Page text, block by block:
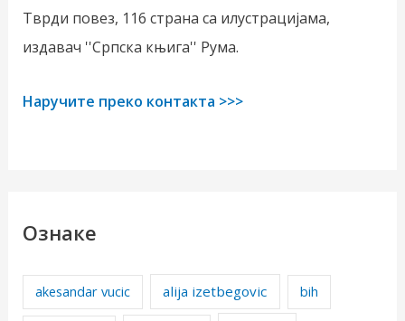
Тврди повез, 116 страна са илустрацијама,
издавач ''Српска књига'' Рума.
Наручите преко контакта >>>
Ознаке
akesandar vucic alija izetbegovic bih